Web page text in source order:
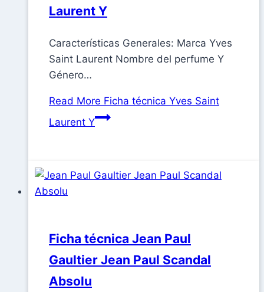
Laurent Y
Características Generales: Marca Yves
Saint Laurent Nombre del perfume Y
Género…
Read More Ficha técnica Yves Saint
Laurent Y
Ficha técnica Jean Paul
Gaultier Jean Paul Scandal
Absolu